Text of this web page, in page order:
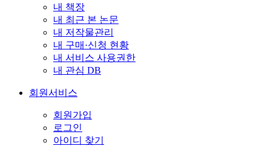
내 책장
내 최근 본 논문
내 저작물관리
내 구매·신청 현황
내 서비스 사용권한
내 관심 DB
회원서비스
회원가입
로그인
아이디 찾기